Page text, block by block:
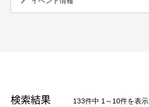
検索結果 133件中 1～10件を表示